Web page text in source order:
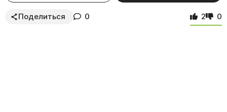
Поделиться 0 2 0